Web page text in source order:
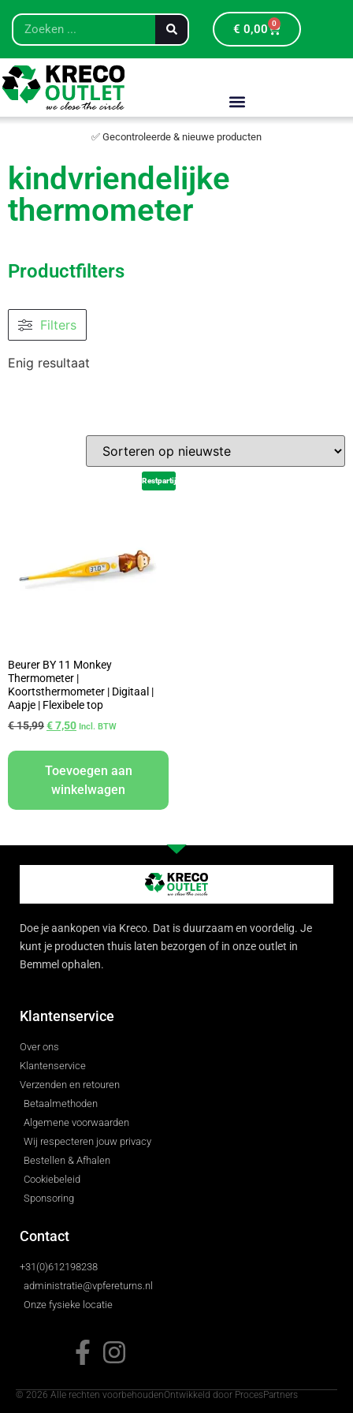
€ 0,00 0
✅ Gecontroleerde & nieuwe producten
kindvriendelijke
thermometer
Productfilters
Filters
Enig resultaat
Restpartij
Beurer BY 11 Monkey
Thermometer |
Koortsthermometer | Digitaal |
Aapje | Flexibele top
€15,99€7,50 Incl. BTW
Toevoegen aan
winkelwagen
Doe je aankopen via Kreco. Dat is duurzaam en voordelig. Je
kunt je producten thuis laten bezorgen of in onze outlet in
Bemmel ophalen.
Klantenservice
Over ons
Klantenservice
Verzenden en retouren
Betaalmethoden
Algemene voorwaarden
Wij respecteren jouw privacy
Bestellen & Afhalen
Cookiebeleid
Sponsoring
Contact
+31(0)612198238
administratie@vpfereturns.nl
Onze fysieke locatie
© 2026 Alle rechten voorbehoudenOntwikkeld door ProcesPartners